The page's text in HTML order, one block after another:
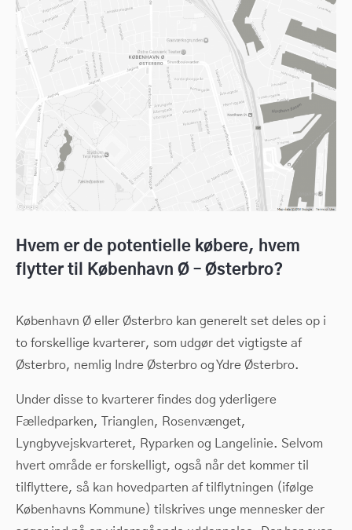
Hvem er de potentielle købere, hvem
flytter til København Ø – Østerbro?
København Ø eller Østerbro kan generelt set deles op i
to forskellige kvarterer, som udgør det vigtigste af
Østerbro, nemlig Indre Østerbro og Ydre Østerbro.
Under disse to kvarterer findes dog yderligere
Fælledparken, Trianglen, Rosenvænget,
Lyngbyvejskvarteret, Ryparken og Langelinie. Selvom
hvert område er forskelligt, også når det kommer til
tilflyttere, så kan hovedparten af tilflytningen (ifølge
Københavns Kommune) tilskrives unge mennesker der